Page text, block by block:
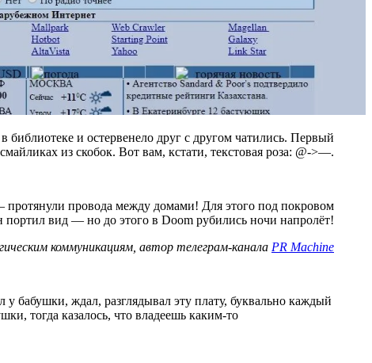
и остервенело друг с другом чатились. Первый
из скобок. Вот вам, кстати, текстовая роза: @->—.
провода между домами! Для этого под покровом
вид — но до этого в Doom рубились ночи напролёт!
коммуникациям, автор телеграм-канала PR Machine
бабушки, ждал, разглядывал эту плату, буквально каждый
тогда казалось, что владеешь каким-то